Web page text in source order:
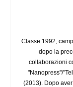
Classe 1992,
dopo la
collaborazioni
"Nanopress"/
(2013). Dopo